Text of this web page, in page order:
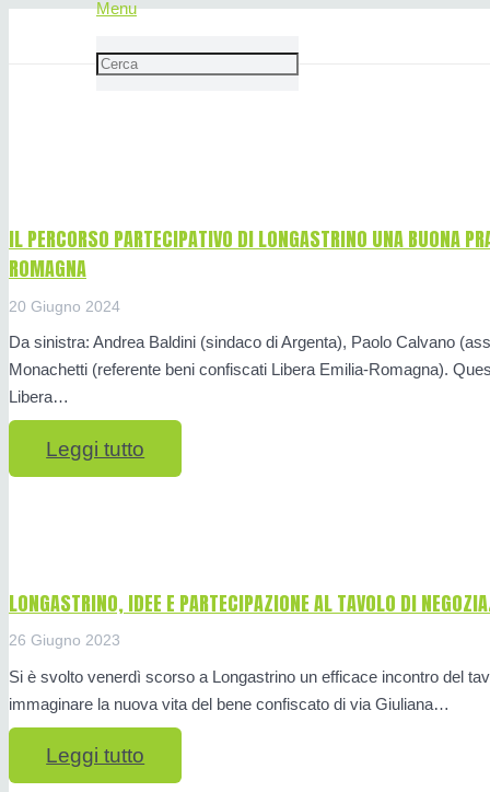
Menu
IL PERCORSO PARTECIPATIVO DI LONGASTRINO UNA BUONA
ROMAGNA
20 Giugno 2024
Da sinistra: Andrea Baldini (sindaco di Argenta), Paolo Calvano
Monachetti (referente beni confiscati Libera Emilia-Romagna).
Libera…
Leggi tutto
LONGASTRINO, IDEE E PARTECIPAZIONE AL TAVOLO DI
26 Giugno 2023
Si è svolto venerdì scorso a Longastrino un efficace incontro del
immaginare la nuova vita del bene confiscato di via Giuliana…
Leggi tutto